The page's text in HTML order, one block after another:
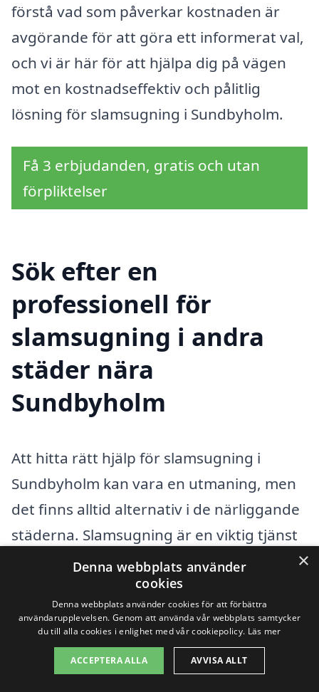
förstå vad som påverkar kostnaden är
avgörande för att göra ett informerat val,
och vi är här för att hjälpa dig på vägen
mot en kostnadseffektiv och pålitlig
lösning för slamsugning i Sundbyholm.
Få 3 erbjudanden, gratis och utan
förpliktelser
Sök efter en
professionell för
slamsugning i andra
städer nära
Sundbyholm
Att hitta rätt hjälp för slamsugning i
Sundbyholm kan vara en utmaning, men
det finns alltid alternativ i de närliggande
städerna. Slamsugning är en viktig tjänst
för att hålla avloppssystem och brunnar i
gott skick, och att anlita en professionell
tjänsteleverantör kan göra stor skillnad.
Här är några av de städer som ligger nära
Sundbyholm där du kan hitta kompetenta
×
Denna webbplats använder
cookies
Denna webbplats använder cookies för att förbättra
användarupplevelsen. Genom att använda vår webbplats samtycker
du till alla cookies i enlighet med vår cookiepolicy. Läs mer
ACCEPTERA ALLA AVVISA ALLT